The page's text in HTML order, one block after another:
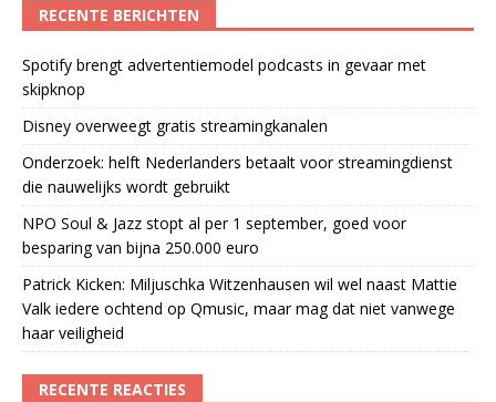
RECENTE BERICHTEN
Spotify brengt advertentiemodel podcasts in gevaar met
skipknop
Disney overweegt gratis streamingkanalen
Onderzoek: helft Nederlanders betaalt voor streamingdienst
die nauwelijks wordt gebruikt
NPO Soul & Jazz stopt al per 1 september, goed voor
besparing van bijna 250.000 euro
Patrick Kicken: Miljuschka Witzenhausen wil wel naast Mattie
Valk iedere ochtend op Qmusic, maar mag dat niet vanwege
haar veiligheid
RECENTE REACTIES